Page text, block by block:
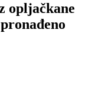
opljačkane